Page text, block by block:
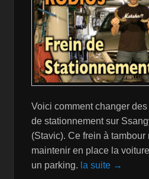
Voici comment changer
de stationnement sur
(Stavic). Ce frein à tambour
maintenir en place la
un parking. la suite →